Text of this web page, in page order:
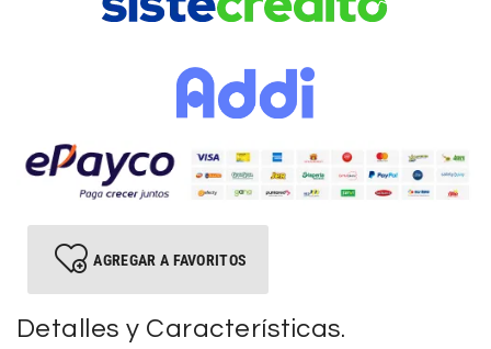
AGREGAR A FAVORITOS
Detalles y Características.